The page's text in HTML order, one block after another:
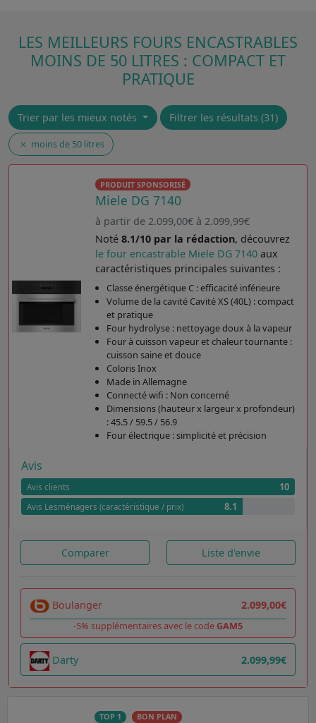
LES MEILLEURS FOURS ENCASTRABLES
MOINS DE 50 LITRES : COMPACT ET
PRATIQUE
Trier par les mieux notés Filtrer les résultats (31)
moins de 50 litres
PRODUIT SPONSORISÉ
Miele DG 7140
à partir de 2.099,00€ à 2.099,99€
Noté 8.1/10 par la rédaction, découvrez
le four encastrable Miele DG 7140 aux
caractéristiques principales suivantes :
Classe énergétique C : efficacité inférieure
Volume de la cavité Cavité XS (40L) : compact
et pratique
Four hydrolyse : nettoyage doux à la vapeur
Four à cuisson vapeur et chaleur tournante :
cuisson saine et douce
Coloris Inox
Made in Allemagne
Connecté wifi : Non concerné
Dimensions (hauteur x largeur x profondeur)
: 45.5 / 59.5 / 56.9
Four électrique : simplicité et précision
Avis
Avis clients 10
Avis Lesménagers (caractéristique / prix) 8.1
Comparer Liste d'envie
Boulanger 2.099,00€
-5% supplémentaires avec le code GAM5
Darty 2.099,99€
TOP 1 BON PLAN